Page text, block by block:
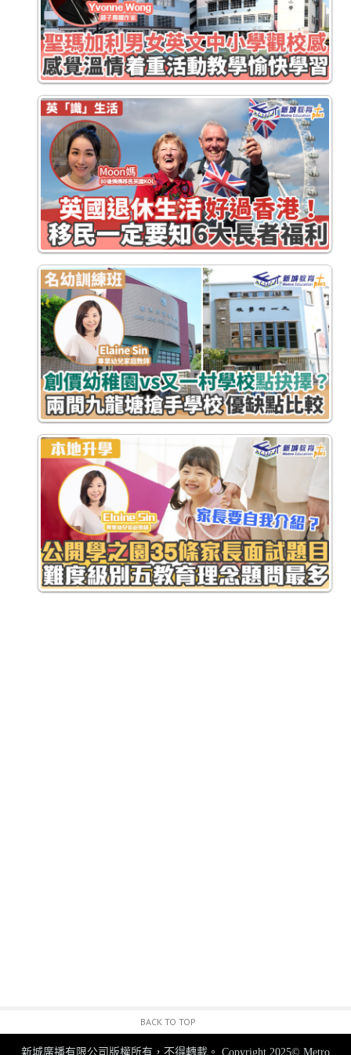
BACK TO TOP
新城廣播有限公司版權所有，不得轉載。 Copyright 2025© Metro